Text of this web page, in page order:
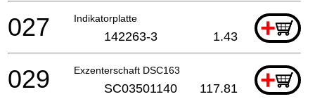
Indikatorplatte +
027 142263-3 1.43
Exzenterschaft DSC163 +
029 SC03501140 117.81